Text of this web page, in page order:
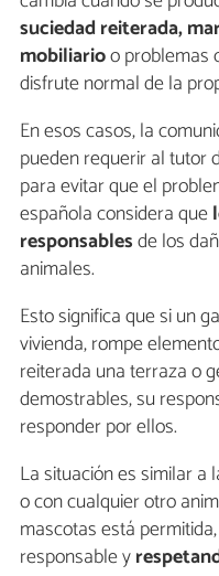
suciedad reiterada,
mobiliarioo problemas
disfrute normal de la
En esos casos, la
pueden requerir al tutor
para evitar que el
española considera que
responsablesde los
animales.
Esto significa que si un
vivienda, rompe
reiterada una terraza o
demostrables, su
responder por ellos.
La situación es similar a
o con cualquier otro
mascotas está
responsable y